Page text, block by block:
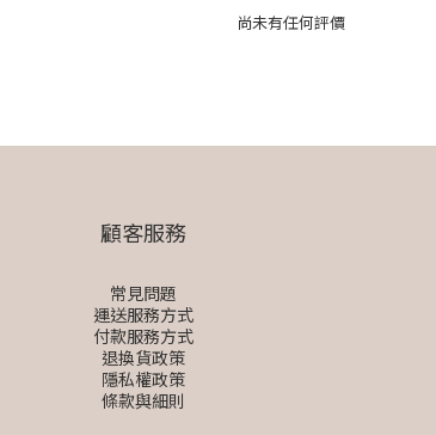
尚未有任何評價
顧客服務
常見問題
運送服務方式
付款服務方式
退換貨政策
隱私權政策
條款與細則